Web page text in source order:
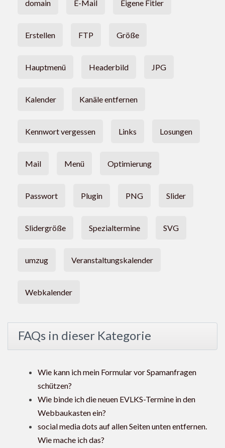
domain E-Mail Eigene Fitler
Erstellen FTP Größe
Hauptmenü Headerbild JPG
Kalender Kanäle entfernen
Kennwort vergessen Links Losungen
Mail Menü Optimierung
Passwort Plugin PNG Slider
Slidergröße Spezialtermine SVG
umzug Veranstaltungskalender
Webkalender
FAQs in dieser Kategorie
Wie kann ich mein Formular vor Spamanfragen
schützen?
Wie binde ich die neuen EVLKS-Termine in den
Webbaukasten ein?
social media dots auf allen Seiten unten entfernen.
Wie mache ich das?